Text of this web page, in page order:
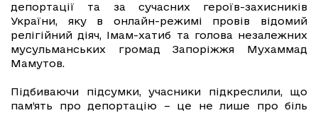
депортації та за сучасних героїв-захисників
України, яку в онлайн-режимі провів відомий
релігійний діяч, Імам-хатиб та голова незалежних
мусульманських громад Запоріжжя Мухаммад
Мамутов.
Підбиваючи підсумки, учасники підкреслили, що
пам’ять про депортацію – це не лише про біль